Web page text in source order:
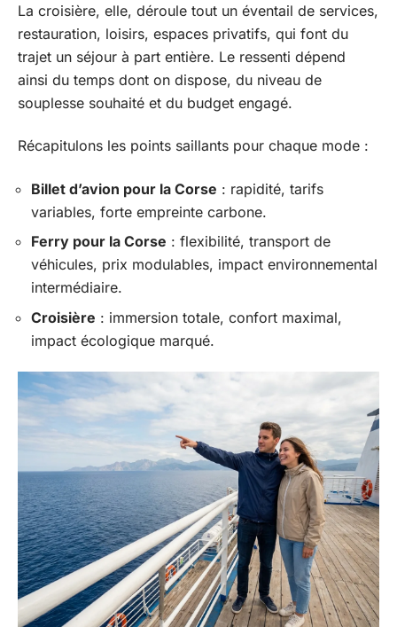
La croisière, elle, déroule tout un éventail de services,
restauration, loisirs, espaces privatifs, qui font du
trajet un séjour à part entière. Le ressenti dépend
ainsi du temps dont on dispose, du niveau de
souplesse souhaité et du budget engagé.
Récapitulons les points saillants pour chaque mode :
Billet d’avion pour la Corse : rapidité, tarifs
variables, forte empreinte carbone.
Ferry pour la Corse : flexibilité, transport de
véhicules, prix modulables, impact environnemental
intermédiaire.
Croisière : immersion totale, confort maximal,
impact écologique marqué.